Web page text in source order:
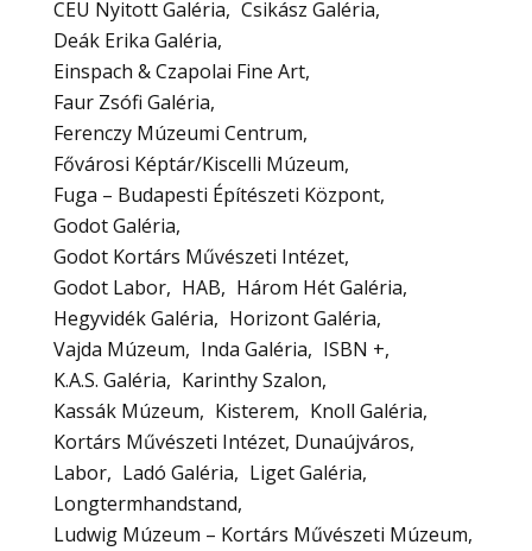
CEU Nyitott Galéria
Csikász Galéria
Deák Erika Galéria
Einspach & Czapolai Fine Art
Faur Zsófi Galéria
Ferenczy Múzeumi Centrum
Fővárosi Képtár/Kiscelli Múzeum
Fuga – Budapesti Építészeti Központ
Godot Galéria
Godot Kortárs Művészeti Intézet
Godot Labor
HAB
Három Hét Galéria
Hegyvidék Galéria
Horizont Galéria
Vajda Múzeum
Inda Galéria
ISBN +
K.A.S. Galéria
Karinthy Szalon
Kassák Múzeum
Kisterem
Knoll Galéria
Kortárs Művészeti Intézet, Dunaújváros
Labor
Ladó Galéria
Liget Galéria
Longtermhandstand
Ludwig Múzeum – Kortárs Művészeti Múzeum